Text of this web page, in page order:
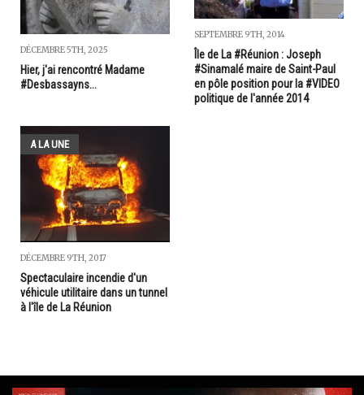
DÉCEMBRE 5TH, 2025
Hier, j'ai rencontré Madame
#Desbassayns...
SEPTEMBRE 9TH, 2014
Île de La #Réunion : Joseph
#Sinamalé maire de Saint-Paul
en pôle position pour la #VIDEO
politique de l'année 2014
A LA UNE
DÉCEMBRE 9TH, 2017
Spectaculaire incendie d'un
véhicule utilitaire dans un tunnel
à l'île de La Réunion